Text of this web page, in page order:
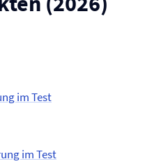
im Test
im Test